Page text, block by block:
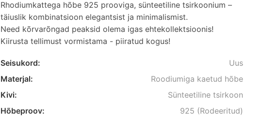
Rhodiumkattega hõbe 925 prooviga, sünteetiline tsirkoonium –
täiuslik kombinatsioon elegantsist ja minimalismist.
Need kõrvarõngad peaksid olema igas ehtekollektsioonis!
Kiirusta tellimust vormistama - piiratud kogus!
Seisukord:
Uus
Materjal:
Roodiumiga kaetud hõbe
Kivi:
Sünteetiline tsirkoon
Hõbeproov:
925 (Rodeeritud)